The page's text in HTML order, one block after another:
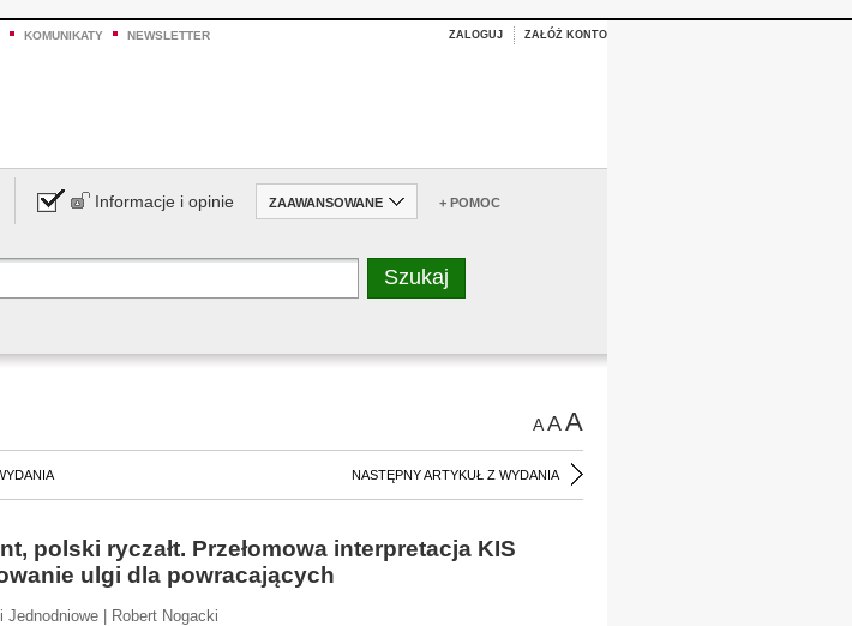
KOMUNIKATY NEWSLETTER ZALOGUJ ZAŁÓŻ KONTO
Informacje i opinie ZAAWANSOWANE + POMOC
AAA
NASTĘPNY ARTYKUŁ Z WYDANIA
polski ryczałt. Przełomowa interpretacja KIS
ulgi dla powracających
Jednodniowe | Robert Nogacki